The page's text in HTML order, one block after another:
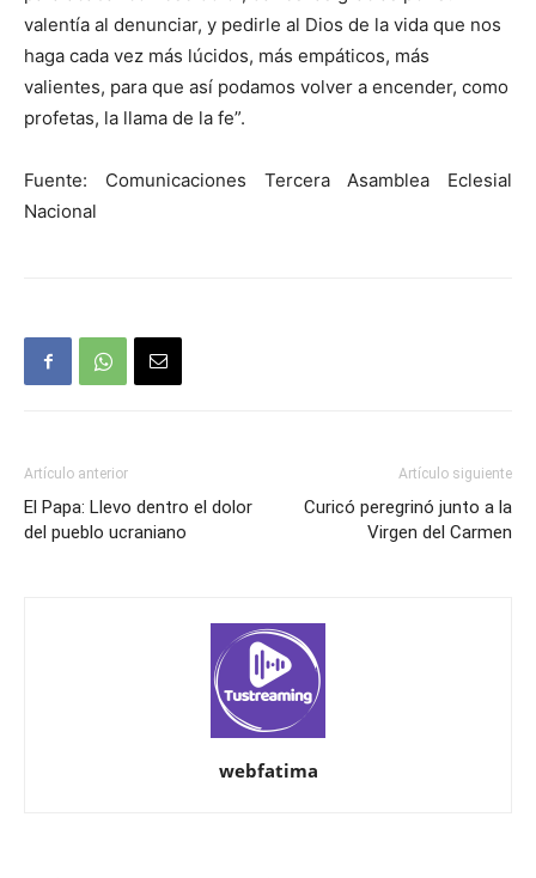
valentía al denunciar, y pedirle al Dios de la vida que nos
haga cada vez más lúcidos, más empáticos, más
valientes, para que así podamos volver a encender, como
profetas, la llama de la fe”.
Fuente: Comunicaciones Tercera Asamblea Eclesial
Nacional
Artículo anterior
El Papa: Llevo dentro el dolor
del pueblo ucraniano
Artículo siguiente
Curicó peregrinó junto a la
Virgen del Carmen
webfatima